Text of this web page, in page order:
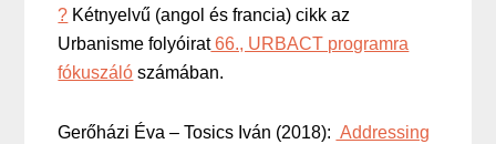
? Kétnyelvű (angol és francia) cikk az
Urbanisme folyóirat66., URBACT programra
fókuszáló számában.
Gerőházi Éva – Tosics Iván (2018): Addressing